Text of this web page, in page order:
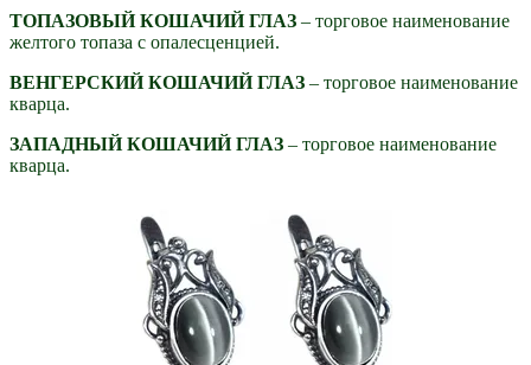
ТОПАЗОВЫЙ КОШАЧИЙ ГЛАЗ – торговое наименование
желтого топаза с опалесценцией.
ВЕНГЕРСКИЙ КОШАЧИЙ ГЛАЗ – торговое наименование
кварца.
ЗАПАДНЫЙ КОШАЧИЙ ГЛАЗ – торговое наименование
кварца.